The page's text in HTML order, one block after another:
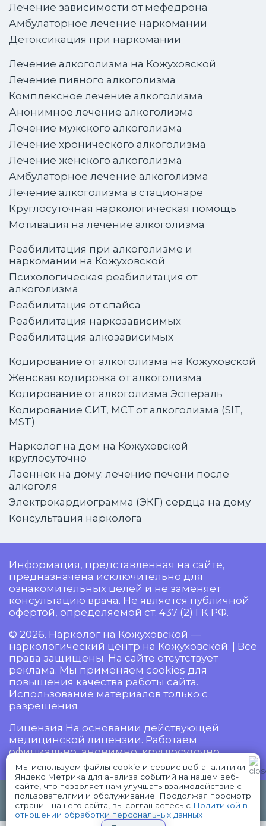
Лечение зависимости от мефедрона
Амбулаторное лечение наркомании
Детоксикация при наркомании
Лечение алкоголизма на Кожуховской
Лечение пивного алкоголизма
Комплексное лечение алкоголизма
Анонимное лечение алкоголизма
Лечение мужского алкоголизма
Лечение хронического алкоголизма
Лечение женского алкоголизма
Амбулаторное лечение алкоголизма
Лечение алкоголизма в стационаре
Круглосуточная наркологическая помощь
Мотивация на лечение алкоголизма
Реабилитация при алкоголизме и
наркомании на Кожуховской
Психологическая реабилитация от
алкоголизма
Реабилитация от спайса
Реабилитация наркозависимых
Реабилитация алкозависимых
Кодирование от алкоголизма на Кожуховской
Женская кодировка от алкоголизма
Кодирование от алкоголизма Эспераль
Кодирование СИТ, МСТ от алкоголизма (SIT,
MST)
Нарколог на дом на Кожуховской
круглосуточно
Лаеннек на дому: лечение печени после
алкоголя
Электрокардиограмма (ЭКГ) сердца на дому
Консультация нарколога
Информация, представленная на сайте,
предназначена исключительно для
ознакомительных целей и не заменяет
консультацию врача. Не является публичной
офертой, определяемой ст. 437 (2) ГК РФ.
© 2026. Нарколог на Кожуховской —
наркологический центр на Кожуховской. | Все
права защищены. На сайте отсутствует
реклама. Мы применяем cookies для
повышения качества работы сайта.
Использование материалов только с
разрешения
Лицензия На основании действующей
медицинской лицензии. Работаем
официально, анонимно, круглосуточно.
18+ Имеются противопоказания,
проконсультируйтесь с врачом.
WhatsApp Telegram
Мы используем файлы cookie и сервис веб-аналитики
Яндекс Метрика для анализа событий на нашем веб-
сайте, что позволяет нам улучшать взаимодействие с
пользователями и обслуживание. Продолжая просмотр
страниц нашего сайта, вы соглашаетесь с Политикой в
отношении обработки персональных данных